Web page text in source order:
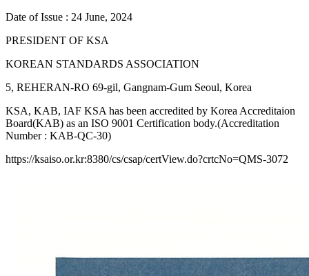
Date of Issue : 24 June, 2024
PRESIDENT OF KSA
KOREAN STANDARDS ASSOCIATION
5, REHERAN-RO 69-gil, Gangnam-Gum Seoul, Korea
KSA, KAB, IAF KSA has been accredited by Korea Accreditaion
Board(KAB) as an ISO 9001 Certification body.(Accreditation
Number : KAB-QC-30)
https://ksaiso.or.kr:8380/cs/csap/certView.do?crtcNo=QMS-3072